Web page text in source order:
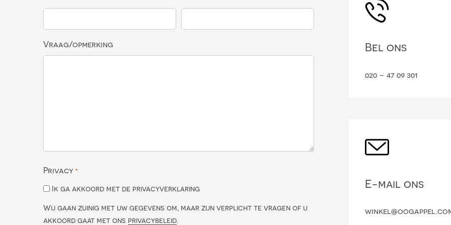
Vraag/opmerking
Privacy *
Ik ga akkoord met de privacyverklaring
Wij gaan zuinig met uw gegevens om, maar zijn verplicht te vragen of u
akkoord gaat met ons privacybeleid.
Bel ons
020 – 47 09 301
E-mail ons